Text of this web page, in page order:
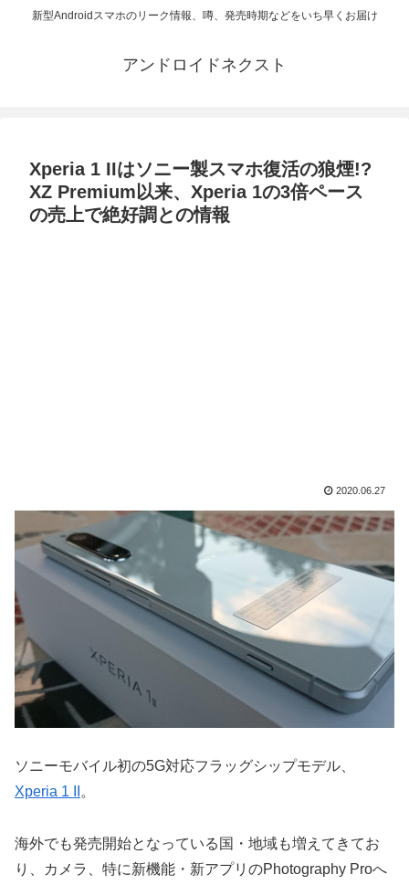
新型Androidスマホのリーク情報、噂、発売時期などをいち早くお届け
アンドロイドネクスト
Xperia 1 IIはソニー製スマホ復活の狼煙!?
XZ Premium以来、Xperia 1の3倍ペース
の売上で絶好調との情報
2020.06.27
ソニーモバイル初の5G対応フラッグシップモデル、
Xperia 1 II 。
海外でも発売開始となっている国・地域も増えてきてお
り、カメラ、特に新機能・新アプリのPhotography Proへ